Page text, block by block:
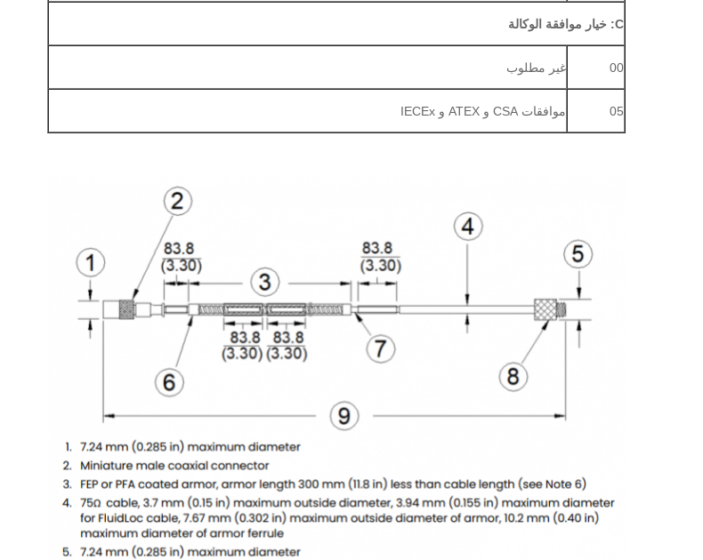
C: خيار موافقة الوكالة
00 غير مطلوب
05 موافقات CSA و ATEX و IECEx